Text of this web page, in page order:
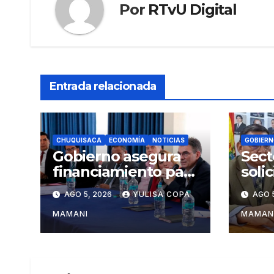
Por RTvU Digital
Entrada relacionada
CHUQUISACA ECONOMÍA NOTICIAS
Gobierno asegura
financiamiento para
tres proyectos
estratégicos de
Chuquisaca
AGO 5, 2026 YULISA COPA
MAMANI
AGO